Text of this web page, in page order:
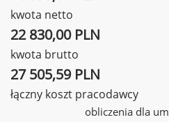
kwota netto
22 830,00 PLN
kwota brutto
27 505,59 PLN
łączny koszt pracodawcy
obliczenia dla